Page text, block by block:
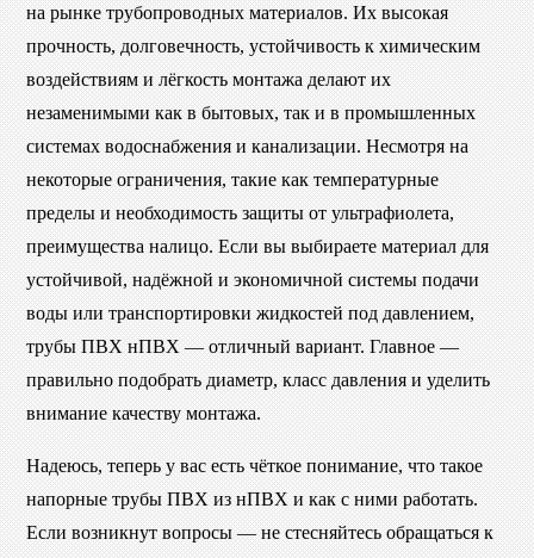
на рынке трубопроводных материалов. Их высокая
прочность, долговечность, устойчивость к химическим
воздействиям и лёгкость монтажа делают их
незаменимыми как в бытовых, так и в промышленных
системах водоснабжения и канализации. Несмотря на
некоторые ограничения, такие как температурные
пределы и необходимость защиты от ультрафиолета,
преимущества налицо. Если вы выбираете материал для
устойчивой, надёжной и экономичной системы подачи
воды или транспортировки жидкостей под давлением,
трубы ПВХ нПВХ — отличный вариант. Главное —
правильно подобрать диаметр, класс давления и уделить
внимание качеству монтажа.
Надеюсь, теперь у вас есть чёткое понимание, что такое
напорные трубы ПВХ из нПВХ и как с ними работать.
Если возникнут вопросы — не стесняйтесь обращаться к